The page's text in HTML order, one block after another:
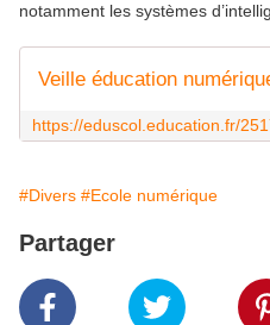
notamment les systèmes
Veille éducation
#Divers #Ecole numérique
Partager